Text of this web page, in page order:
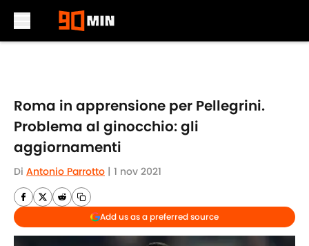
Roma in apprensione per Pellegrini.
Problema al ginocchio: gli
aggiornamenti
Di Antonio Parrotto | 1 nov 2021
Add us as a preferred source